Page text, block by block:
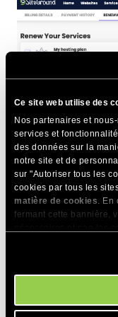
Ce site web utilise des
Nos partenaires et
services et
des données sur la
notre site et de
sur "Autoriser tous les
cookies par tous les
matière de cookies .
fermant cette bannière,
si vous n’êtes pas
devriez toujours
boutons du
https://
et gérer tous vos